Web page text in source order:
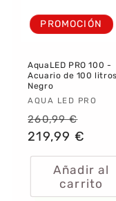
PROMOCIÓN
AquaLED PRO 100 -
Acuario de 100
Negro
Proveedor:
AQUA LED PRO
Precio
habitual
260,99 €
219,99 €
Añadir al
carrito